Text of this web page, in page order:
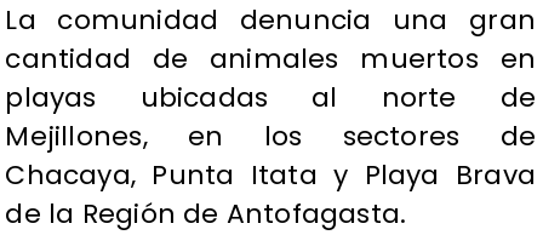
La comunidad denuncia una gran
cantidad de animales muertos en
playas ubicadas al norte de
Mejillones, en los sectores de
Chacaya, Punta Itata y Playa Brava
de la Región de Antofagasta.